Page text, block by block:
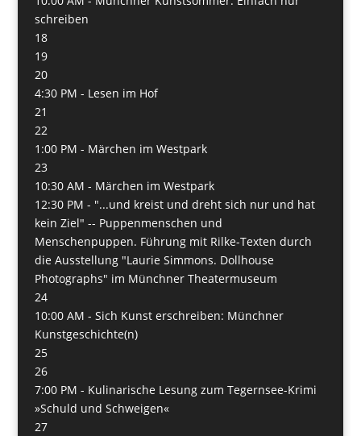
schreiben
18
19
20
4:30 PM - Lesen im Hof
21
22
1:00 PM - Märchen im Westpark
23
10:30 AM - Märchen im Westpark
12:30 PM - "...und kreist und dreht sich nur und hat
kein Ziel" -- Puppenmenschen und
Menschenpuppen. Führung mit Rilke-Texten durch
die Ausstellung "Laurie Simmons. Dollhouse
Photographs" im Münchner Theatermuseum
24
10:00 AM - Sich Kunst erschreiben: Münchner
Kunstgeschichte(n)
25
26
7:00 PM - Kulinarische Lesung zum Tegernsee-Krimi
»Schuld und Schweigen«
27